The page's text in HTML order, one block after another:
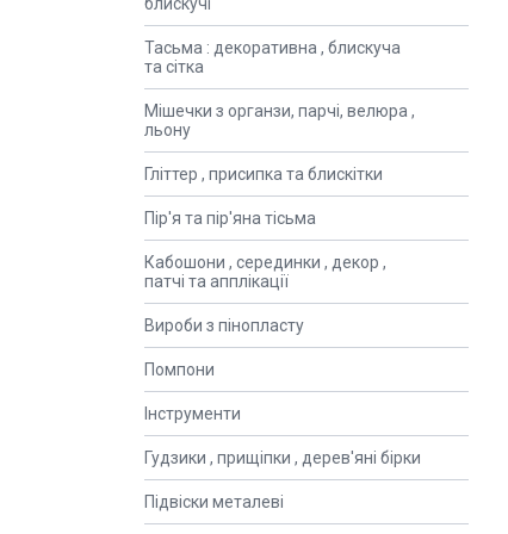
Тасьма : декоративна , блискуча
та сітка
Мішечки з органзи, парчі, велюра ,
льону
Гліттер , присипка та блискітки
Пір'я та пір'яна тісьма
Кабошони , серединки , декор ,
патчі та апплікації
Вироби з пінопласту
Помпони
Інструменти
Гудзики , прищіпки , дерев'яні бірки
Підвіски металеві